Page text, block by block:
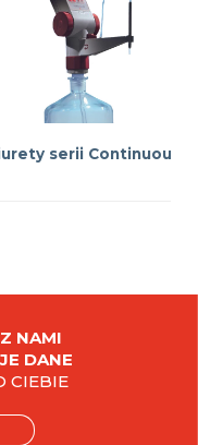
serii Continuous
NAMI
DANE
CIEBIE